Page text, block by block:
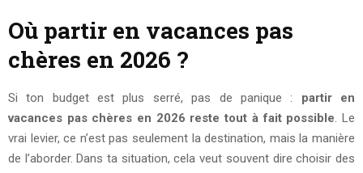
Où partir en vacances pas
chères en 2026 ?
Si ton budget est plus serré, pas de panique : partir en
vacances pas chères en 2026 reste tout à fait possible. Le
vrai levier, ce n’est pas seulement la destination, mais la manière
de l’aborder. Dans ta situation, cela veut souvent dire choisir des